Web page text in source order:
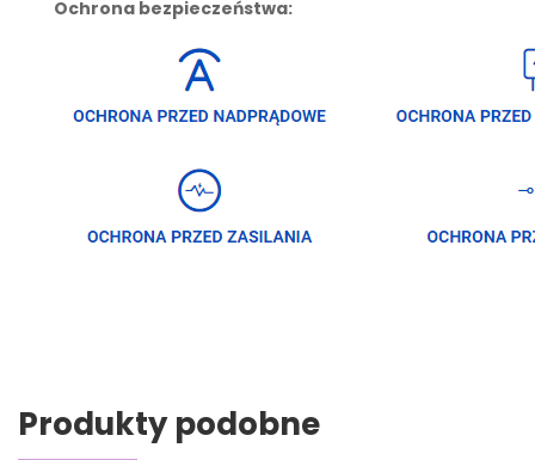
Ochrona bezpieczeństwa:
Produkty podobne